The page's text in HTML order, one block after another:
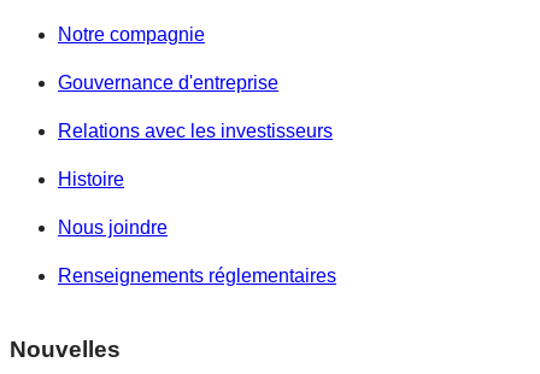
Notre compagnie
Gouvernance d'entreprise
Relations avec les investisseurs
Histoire
Nous joindre
Renseignements réglementaires
Nouvelles